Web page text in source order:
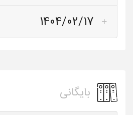
1404/02/17
بایگانی